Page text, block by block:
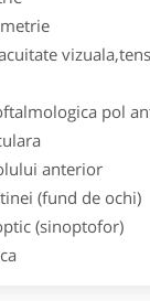
pol
anterior
(fund de ochi)
(sinoptofor)